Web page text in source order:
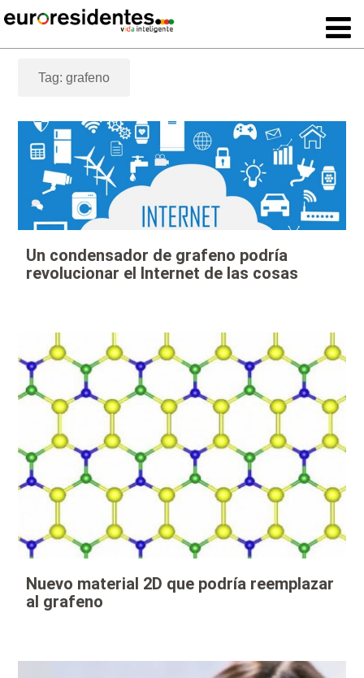
Tag: grafeno
Un condensador de grafeno podría
revolucionar el Internet de las cosas
Nuevo material 2D que podría reemplazar
al grafeno